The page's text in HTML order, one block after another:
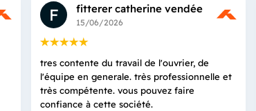
F fitterer catherine vendée
15/06/2026
tres contente du travail de l'ouvrier, de
l'équipe en generale. très professionnelle et
très compétente. vous pouvez faire
confiance à cette société.